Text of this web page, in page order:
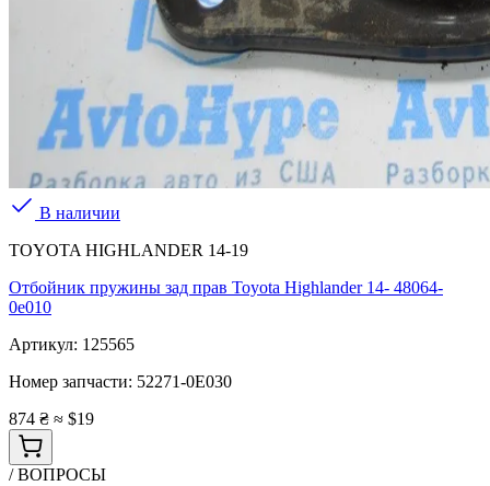
В наличии
TOYOTA HIGHLANDER 14-19
Отбойник пружины зад прав Toyota Highlander 14- 48064-
0e010
Артикул: 125565
Номер запчасти: 52271-0E030
874 ₴ ≈ $19
/ ВОПРОСЫ